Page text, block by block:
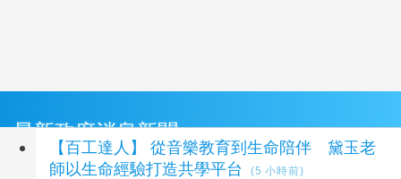
最新政府消息新聞
【百工達人】 從音樂教育到生命陪伴 黛玉老
師以生命經驗打造共學平台
(5 小時前)